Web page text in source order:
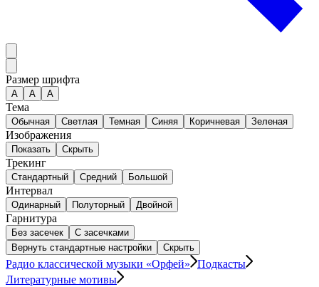
Размер шрифта
А A A
Тема
Обычная Светлая Темная Синяя Коричневая Зеленая
Изображения
Показать Скрыть
Трекинг
Стандартный Средний Большой
Интервал
Одинарный Полуторный Двойной
Гарнитура
Без засечек
С засечками
Вернуть стандартные настройки
Скрыть
Радио классической музыки «Орфей»
Подкасты
Литературные мотивы